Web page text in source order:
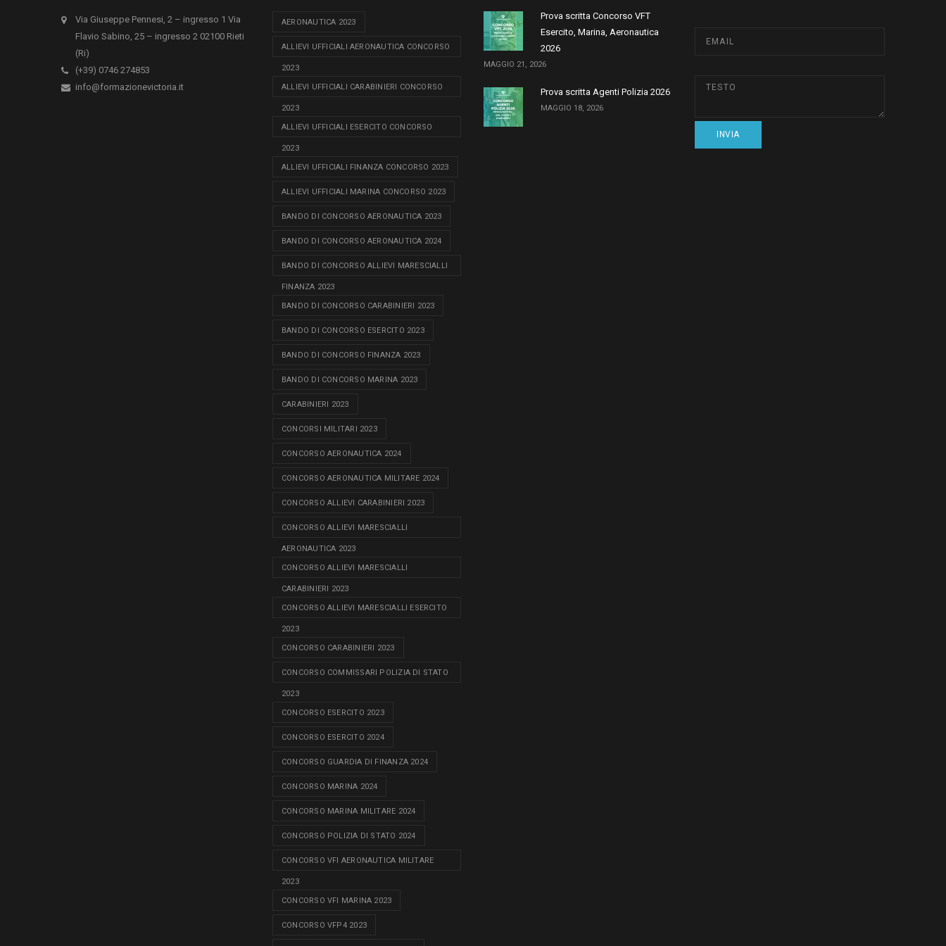
Via Giuseppe Pennesi, 2 – ingresso 1 Via
Flavio Sabino, 25 – ingresso 2 02100 Rieti
(Ri)
(+39) 0746 274853
info@formazionevictoria.it
AERONAUTICA 2023
ALLIEVI UFFICIALI AERONAUTICA CONCORSO
2023
ALLIEVI UFFICIALI CARABINIERI CONCORSO
2023
ALLIEVI UFFICIALI ESERCITO CONCORSO
2023
ALLIEVI UFFICIALI FINANZA CONCORSO 2023
ALLIEVI UFFICIALI MARINA CONCORSO 2023
BANDO DI CONCORSO AERONAUTICA 2023
BANDO DI CONCORSO AERONAUTICA 2024
BANDO DI CONCORSO ALLIEVI MARESCIALLI
FINANZA 2023
BANDO DI CONCORSO CARABINIERI 2023
BANDO DI CONCORSO ESERCITO 2023
BANDO DI CONCORSO FINANZA 2023
BANDO DI CONCORSO MARINA 2023
CARABINIERI 2023
CONCORSI MILITARI 2023
CONCORSO AERONAUTICA 2024
CONCORSO AERONAUTICA MILITARE 2024
CONCORSO ALLIEVI CARABINIERI 2023
CONCORSO ALLIEVI MARESCIALLI
AERONAUTICA 2023
CONCORSO ALLIEVI MARESCIALLI
CARABINIERI 2023
CONCORSO ALLIEVI MARESCIALLI ESERCITO
2023
CONCORSO CARABINIERI 2023
CONCORSO COMMISSARI POLIZIA DI STATO
2023
CONCORSO ESERCITO 2023
CONCORSO ESERCITO 2024
CONCORSO GUARDIA DI FINANZA 2024
CONCORSO MARINA 2024
CONCORSO MARINA MILITARE 2024
CONCORSO POLIZIA DI STATO 2024
CONCORSO VFI AERONAUTICA MILITARE
2023
CONCORSO VFI MARINA 2023
CONCORSO VFP4 2023
Prova scritta Concorso VFT
Esercito, Marina, Aeronautica
2026
MAGGIO 21, 2026
Prova scritta Agenti Polizia 2026
MAGGIO 18, 2026